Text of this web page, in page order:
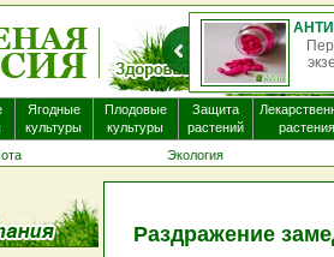
Ягодные
культуры
Плодовые
культуры
Защита
растений
растения
Экология
Раздражение